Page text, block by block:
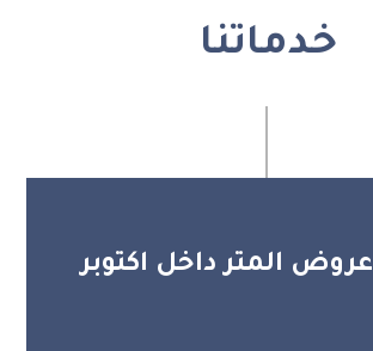
خدماتنا
عروض المتر داخل اكتوبر